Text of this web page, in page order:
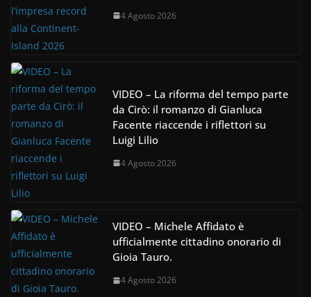
4 Agosto 2026
VIDEO – La riforma del tempo parte
da Cirò: il romanzo di Gianluca
Facente riaccende i riflettori su
Luigi Lilio
4 Agosto 2026
VIDEO – Michele Affidato è
ufficialmente cittadino onorario di
Gioia Tauro.
4 Agosto 2026